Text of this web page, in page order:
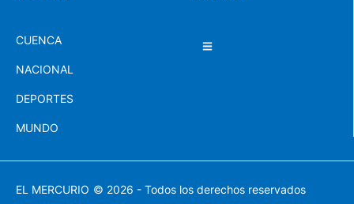
CUENCA
NACIONAL
DEPORTES
MUNDO
EL MERCURIO © 2026 - Todos los derechos reservados